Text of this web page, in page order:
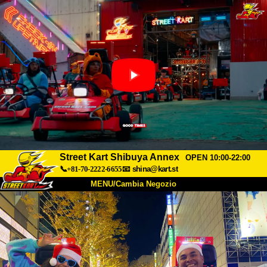
Street Kart Shibuya Annex
OPEN 10:00-22:00
📞+81-70-2222-6655📧 shina@kart.st
MENU/Cambia Negozio
Chi Siamo Specifiche Prezzo
Accesso Recensioni FAQ